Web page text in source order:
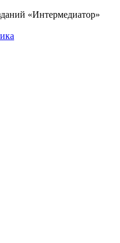
«Интермедиатор»